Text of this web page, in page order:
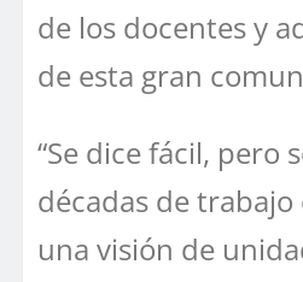
de los docentes y
de esta gran
“Se dice fácil, pero
décadas de
una visión de